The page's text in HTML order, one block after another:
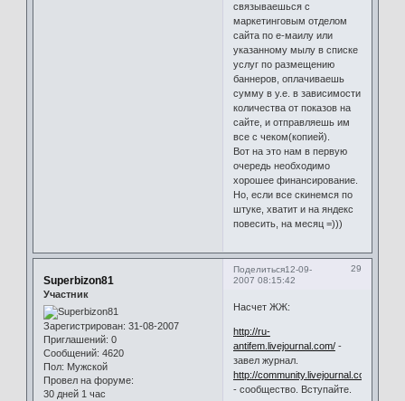
связываешься с
маркетинговым отделом
сайта по е-маилу или
указанному мылу в списке
услуг по размещению
баннеров, оплачиваешь
сумму в у.е. в зависимости
количества от показов на
сайте, и отправляешь им
все с чеком(копией).
Вот на это нам в первую
очередь необходимо
хорошее финансирование.
Но, если все скинемся по
штуке, хватит и на яндекс
повесить, на месяц =)))
Поделиться 29
12-09-
2007 08:15:42
Superbizon81
Участник
Зарегистрирован: 31-08-2007
Приглашений: 0
Сообщений: 4620
Пол: Мужской
Провел на форуме:
30 дней 1 час
Насчет ЖЖ:
http://ru-
antifem.livejournal.com/-
завел журнал.
http://community.livejournal.com/
- сообщество. Вступайте.